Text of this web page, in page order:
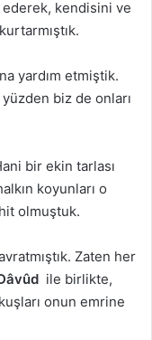
ederek, kendisini ve
kurtarmıştık.
yardım etmiştik.
biz de onları
bir ekin tarlası
koyunları o
olmuştuk.
Zaten her
ile birlikte,
onun emrine